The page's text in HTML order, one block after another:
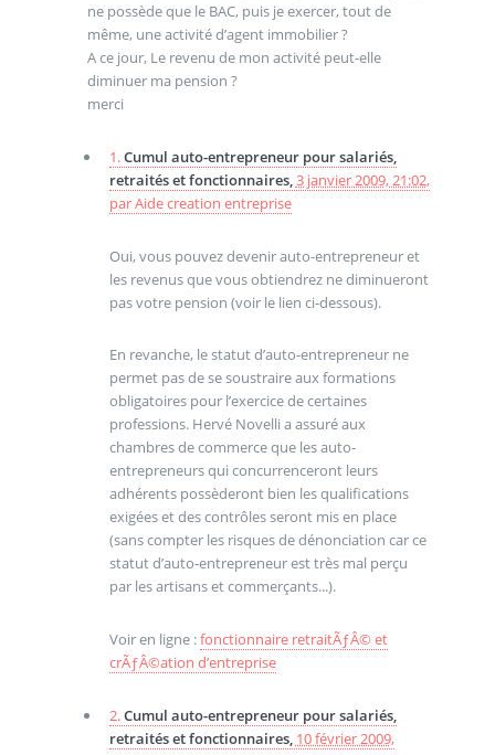
ne possède que le BAC, puis je exercer, tout de
même, une activité d’agent immobilier ?
A ce jour, Le revenu de mon activité peut-elle
diminuer ma pension ?
merci
1.Cumul auto-entrepreneur pour salariés,
retraités et fonctionnaires,3 janvier 2009, 21:02,
parAide creation entreprise
Oui, vous pouvez devenir auto-entrepreneur et
les revenus que vous obtiendrez ne diminueront
pas votre pension (voir le lien ci-dessous).
En revanche, le statut d’auto-entrepreneur ne
permet pas de se soustraire aux formations
obligatoires pour l’exercice de certaines
professions. Hervé Novelli a assuré aux
chambres de commerce que les auto-
entrepreneurs qui concurrenceront leurs
adhérents possèderont bien les qualifications
exigées et des contrôles seront mis en place
(sans compter les risques de dénonciation car ce
statut d’auto-entrepreneur est très mal perçu
par les artisans et commerçants...).
Voir en ligne :fonctionnaire retraitÃƒÂ© et
crÃƒÂ©ation d’entreprise
2.Cumul auto-entrepreneur pour salariés,
retraités et fonctionnaires, 10 février 2009,